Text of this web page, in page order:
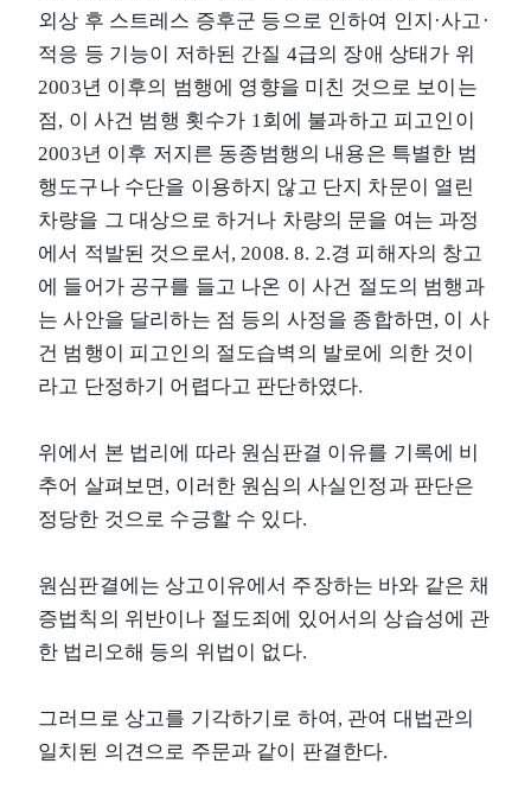
외상 후 스트레스 증후군 등으로 인하여 인지·사고·
적응 등 기능이 저하된 간질 4급의 장애 상태가 위
2003년 이후의 범행에 영향을 미친 것으로 보이는
점, 이 사건 범행 횟수가 1회에 불과하고 피고인이
2003년 이후 저지른 동종범행의 내용은 특별한 범
행도구나 수단을 이용하지 않고 단지 차문이 열린
차량을 그 대상으로 하거나 차량의 문을 여는 과정
에서 적발된 것으로서, 2008. 8. 2.경 피해자의 창고
에 들어가 공구를 들고 나온 이 사건 절도의 범행과
는 사안을 달리하는 점 등의 사정을 종합하면, 이 사
건 범행이 피고인의 절도습벽의 발로에 의한 것이
라고 단정하기 어렵다고 판단하였다.
위에서 본 법리에 따라 원심판결 이유를 기록에 비
추어 살펴보면, 이러한 원심의 사실인정과 판단은
정당한 것으로 수긍할 수 있다.
원심판결에는 상고이유에서 주장하는 바와 같은 채
증법칙의 위반이나 절도죄에 있어서의 상습성에 관
한 법리오해 등의 위법이 없다.
그러므로 상고를 기각하기로 하여, 관여 대법관의
일치된 의견으로 주문과 같이 판결한다.